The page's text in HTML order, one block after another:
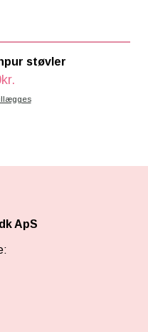
støvler
ApS